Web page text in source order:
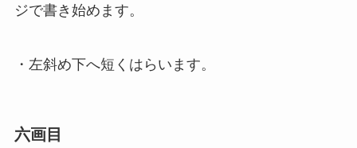
ジで書き始めます。
・左斜め下へ短くはらいます。
六画目